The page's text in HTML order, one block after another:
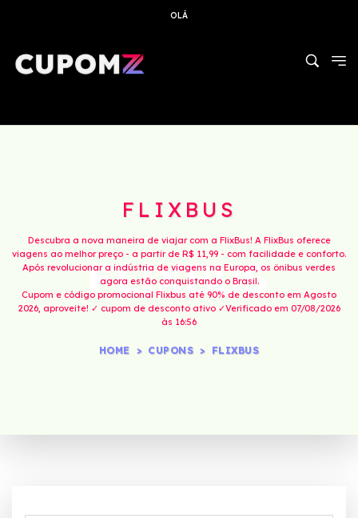
OLÁ
FLIXBUS
Descubra a nova maneira de viajar com a FlixBus! A FlixBus oferece
viagens ao melhor preço - a partir de R$ 11,99 - com facilidade e conforto.
Após revolucionar a indústria de viagens na Europa, os ônibus verdes
agora estão conquistando o Brasil.
Cupom e código promocional Flixbus até 90% de desconto em Agosto
2026, aproveite! ✓ cupom de desconto ativo ✓Verificado em 07/08/2026
às 16:56
HOME CUPONS FLIXBUS